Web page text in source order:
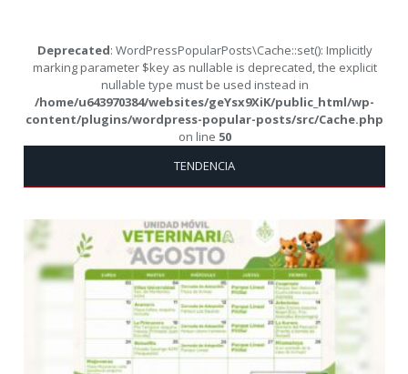
Deprecated: WordPressPopularPosts\Cache::set(): Implicitly
marking parameter $key as nullable is deprecated, the explicit
nullable type must be used instead in
/home/u643970384/websites/geYsx9XiK/public_html/wp-
content/plugins/wordpress-popular-posts/src/Cache.php
on line 50
TENDENCIA